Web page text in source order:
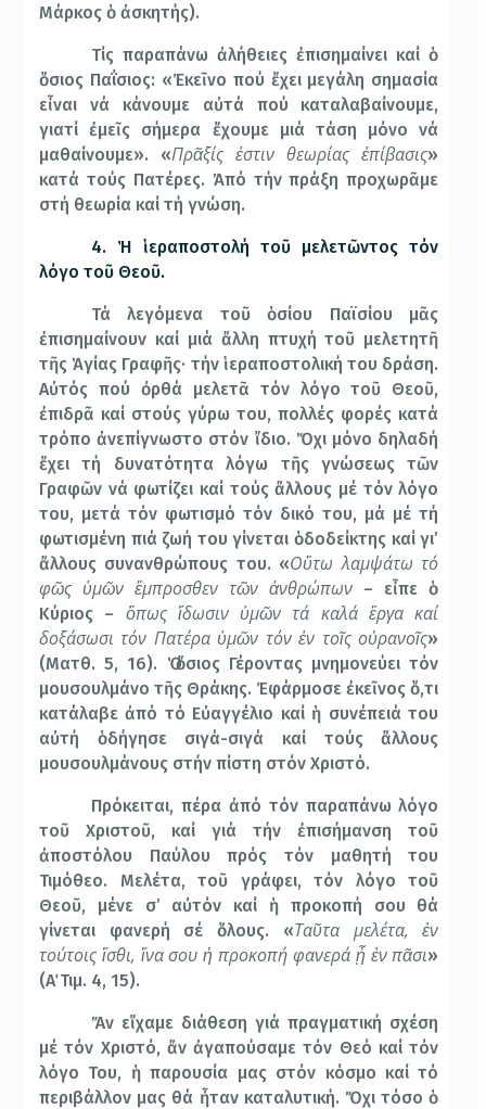
Μάρκος ὁ ἀσκητής).
Τίς παραπάνω ἀλήθειες ἐπισημαίνει καί ὁ
ὅσιος Παΐσιος: «Ἐκεῖνο πού ἔχει μεγάλη σημασία
εἶναι νά κάνουμε αὐτά πού καταλαβαίνουμε,
γιατί ἐμεῖς σήμερα ἔχουμε μιά τάση μόνο νά
μαθαίνουμε». «Πρᾶξίς ἐστιν θεωρίας ἐπίβασις»
κατά τούς Πατέρες. Ἀπό τήν πράξη προχωρᾶμε
στή θεωρία καί τή γνώση.
4. Ἡ ἱεραποστολή τοῦ μελετῶντος τόν
λόγο τοῦ Θεοῦ.
Τά λεγόμενα τοῦ ὁσίου Παϊσίου μᾶς
ἐπισημαίνουν καί μιά ἄλλη πτυχή τοῦ μελετητῆ
τῆς Ἁγίας Γραφῆς· τήν ἱεραποστολική του δράση.
Αὐτός πού ὀρθά μελετᾶ τόν λόγο τοῦ Θεοῦ,
ἐπιδρᾶ καί στούς γύρω του, πολλές φορές κατά
τρόπο ἀνεπίγνωστο στόν ἴδιο. Ὄχι μόνο δηλαδή
ἔχει τή δυνατότητα λόγω τῆς γνώσεως τῶν
Γραφῶν νά φωτίζει καί τούς ἄλλους μέ τόν λόγο
του, μετά τόν φωτισμό τόν δικό του, μά μέ τή
φωτισμένη πιά ζωή του γίνεται ὁδοδείκτης καί γι’
ἄλλους συνανθρώπους του. «Οὕτω λαμψάτω τό
φῶς ὑμῶν ἔμπροσθεν τῶν ἀνθρώπων – εἶπε ὁ
Κύριος – ὅπως ἴδωσιν ὑμῶν τά καλά ἔργα καί
δοξάσωσι τόν Πατέρα ὑμῶν τόν ἐν τοῖς οὐρανοῖς»
(Ματθ. 5, 16). Ὁ ὅσιος Γέροντας μνημονεύει τόν
μουσουλμάνο τῆς Θράκης. Ἐφάρμοσε ἐκεῖνος ὅ,τι
κατάλαβε ἀπό τό Εὐαγγέλιο καί ἡ συνέπειά του
αὐτή ὁδήγησε σιγά-σιγά καί τούς ἄλλους
μουσουλμάνους στήν πίστη στόν Χριστό.
Πρόκειται, πέρα ἀπό τόν παραπάνω λόγο
τοῦ Χριστοῦ, καί γιά τήν ἐπισήμανση τοῦ
ἀποστόλου Παύλου πρός τόν μαθητή του
Τιμόθεο. Μελέτα, τοῦ γράφει, τόν λόγο τοῦ
Θεοῦ, μένε σ’ αὐτόν καί ἡ προκοπή σου θά
γίνεται φανερή σέ ὅλους. «Ταῦτα μελέτα, ἐν
τούτοις ἴσθι, ἵνα σου ἡ προκοπή φανερά ᾖ ἐν πᾶσι»
(Α΄ Τιμ. 4, 15).
Ἄν εἴχαμε διάθεση γιά πραγματική σχέση
μέ τόν Χριστό, ἄν ἀγαπούσαμε τόν Θεό καί τόν
λόγο Του, ἡ παρουσία μας στόν κόσμο καί τό
περιβάλλον μας θά ἦταν καταλυτική. Ὄχι τόσο ὁ